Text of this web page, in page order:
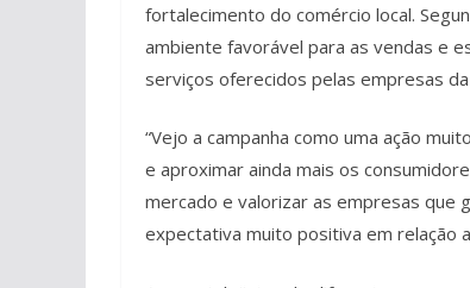
fortalecimento do comércio local.
ambiente favorável para as vendas e
serviços oferecidos pelas empresas da
“Vejo a campanha como uma ação
e aproximar ainda mais os
mercado e valorizar as empresas que
expectativa muito positiva em relação